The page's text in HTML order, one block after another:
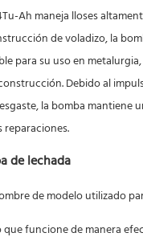
Ah maneja lloses
de voladizo, la
para su uso en
Debido al
la bomba mantiene
reparaciones.
de lechada
de modelo utilizado
que funcione de manera